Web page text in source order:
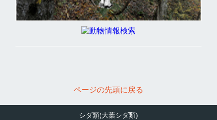
ページの先頭に戻る
シダ類(大葉シダ類)